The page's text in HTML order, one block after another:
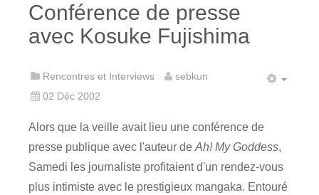
Conférence de presse
avec Kosuke Fujishima
Rencontres et Interviews
sebkun
02 Déc 2002
Alors que la veille avait lieu une conférence de
presse publique avec l'auteur de Ah! My Goddess,
Samedi les journaliste profitaient d'un rendez-vous
plus intimiste avec le prestigieux mangaka. Entouré